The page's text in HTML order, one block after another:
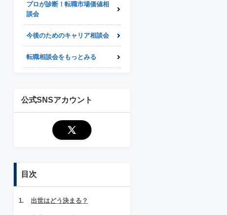
プロが診断！転職市場価値相
談会
今後のためのキャリア相談会
転職相談会をもっとみる
公式SNSアカウント
目次
出世はどう決まる？